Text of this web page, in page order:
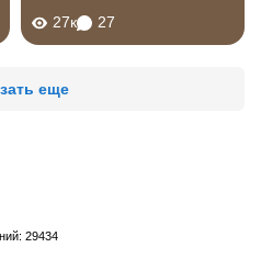
27к
27
еще
29434